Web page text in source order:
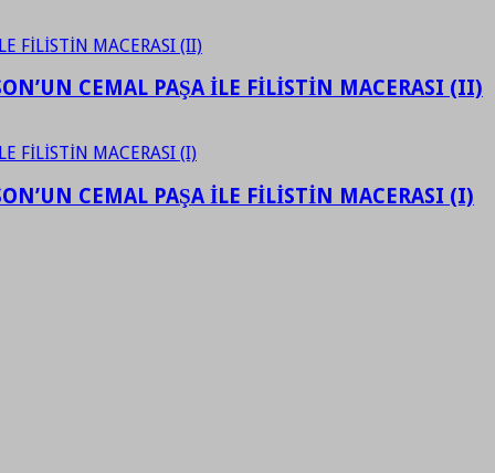
CEMAL PAŞA İLE FİLİSTİN MACERASI (II)
CEMAL PAŞA İLE FİLİSTİN MACERASI (I)